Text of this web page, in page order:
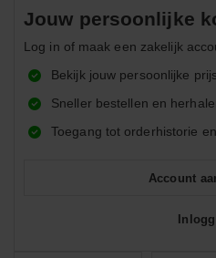
Jouw persoonlijke
Log in of maak een zakelijk
Bekijk jouw persoonlijke prijs
Sneller bestellen en
Toegang tot orderhistorie
Account